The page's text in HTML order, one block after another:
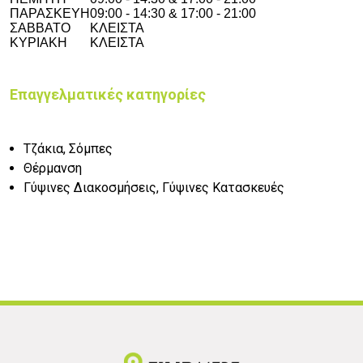
ΠΑΡΑΣΚΕΥΗ09:00 - 14:30 & 17:00 - 21:00
ΣΑΒΒΑΤΟ
ΚΛΕΙΣΤΑ
ΚΥΡΙΑΚΗ
ΚΛΕΙΣΤΑ
Επαγγελματικές κατηγορίες
Τζάκια, Σόμπες
Θέρμανση
Γύψινες Διακοσμήσεις, Γύψινες Κατασκευές